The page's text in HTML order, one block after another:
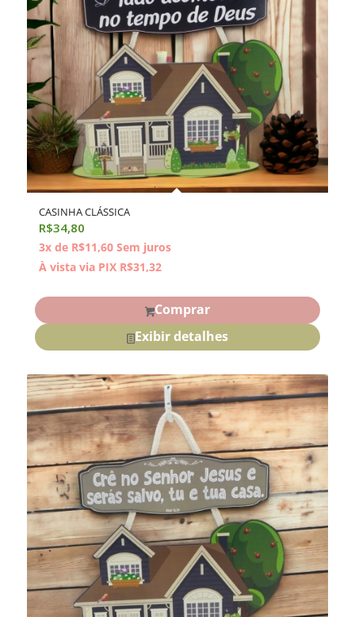
CASINHA CLÁSSICA
R$34,80
3x de R$11,60 Sem juros
À vista via PIX R$31,32
Comprar
Exibir detalhes